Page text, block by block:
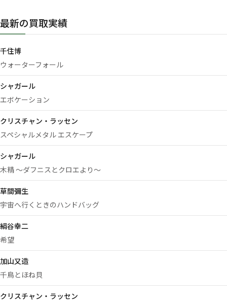
最新の買取実績
千住博
ウォーターフォール
シャガール
エボケーション
クリスチャン・ラッセン
スペシャルメタル エスケープ
シャガール
木精 ～ダフニスとクロエより～
草間彌生
宇宙へ行くときのハンドバッグ
絹谷幸二
希望
加山又造
千鳥とほね貝
クリスチャン・ラッセン